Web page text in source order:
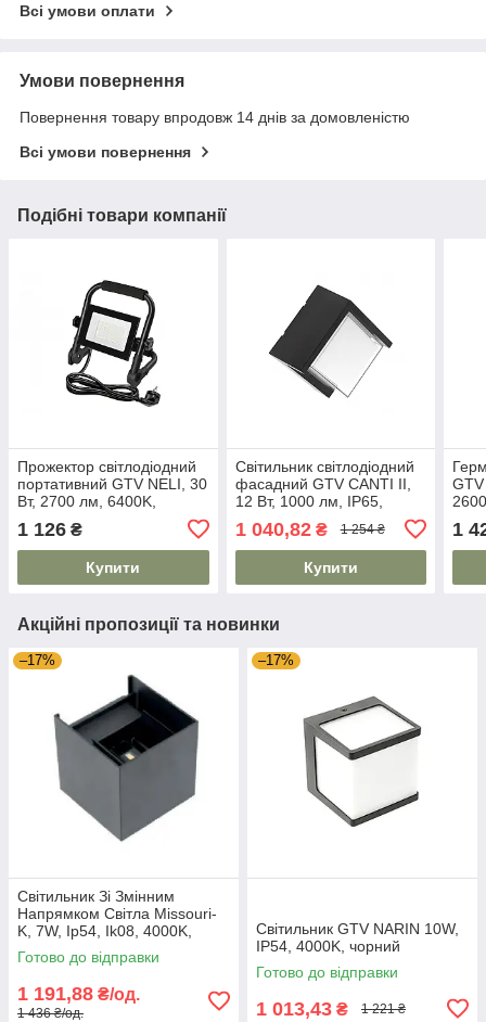
Всі умови оплати
Умови повернення
Повернення товару впродовж 14 днів за домовленістю
Всі умови повернення
Подібні товари компанії
Прожектор світлодіодний
портативний GTV NELI, 30
Вт, 2700 лм, 6400K,
AC220-240V, IP65, кабель
1,5 м
1 126 ₴
Купити
Світильник світлодіодний
фасадний GTV CANTI II,
12 Вт, 1000 лм, IP65,
1 040,82₴ 1 254 ₴
Купити
1
Акційні пропозиції та новинки
–17%
Світильник Зі Змінним
Напрямком Світла Missouri-
K, 7W, Ip54, Ik08, 4000K,
Квадрат, Чорний (Ld-
Miss7Wkc-Nb) GTV
Готово до відправки
1 191,88 ₴/од.
1 436 ₴/од.
–17%
Світильник GTV NARIN 10W,
IP54, 4000K, чорний
Готово до відправки
1 013,43 ₴ 1 221 ₴